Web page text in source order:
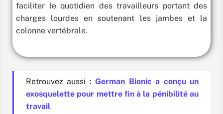
faciliter le quotidien des travailleurs portant des
charges lourdes en soutenant les jambes et la
colonne vertébrale.
Retrouvez aussi :German Bionic a conçu un
exosquelette pour mettre fin à la pénibilité au
travail